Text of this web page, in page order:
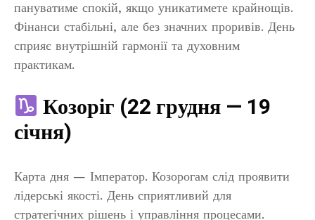
пануватиме спокій, якщо уникатимете крайнощів.
Фінанси стабільні, але без значних проривів. День
сприяє внутрішній гармонії та духовним
практикам.
Козоріг (22 грудня — 19
січня)
Карта дня — Імператор. Козорогам слід проявити
лідерські якості. День сприятливий для
стратегічних рішень і управління процесами.